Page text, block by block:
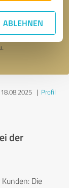
ABLEHNEN
| Profil
der
Die